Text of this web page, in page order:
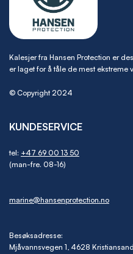
Kalesjer fra Hansen Protection er
er laget for å tåle de mest
© Copyright 2024
KUNDESERVICE
tel: +47 69 00 13 50
(man-fre. 08-16)
marine@hansenprotection.no
Besøksadresse:
Mjåvannsvegen 1, 4628